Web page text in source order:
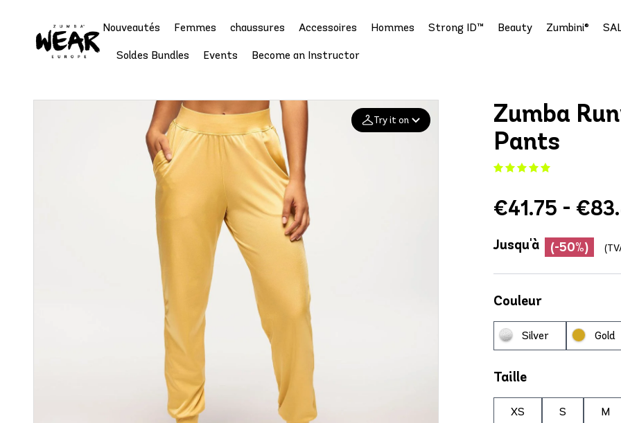
Nouveautés Femmes chaussures Accessoires Hommes Strong ID™ Beauty Zumbini®
Soldes Bundles Events Become an Instructor
Try it on
Zumba
Pants
€41.75 -
Jusqu'à (-50%)
Couleur
Silver Gold
Taille
XS S M